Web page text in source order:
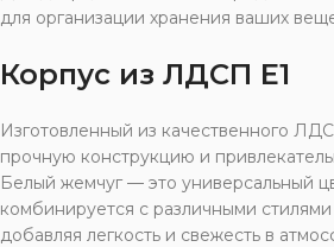
для организации хранения ваших
Корпус из ЛДСП Е1
Изготовленный из качественного
прочную конструкцию и
Белый жемчуг — это универсальный
комбинируется с различными
добавляя легкость и свежесть в